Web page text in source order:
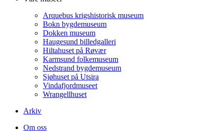
Arquebus krigshistorisk museum
Bokn bygdemuseum
Dokken museum
Haugesund billedgalleri
Hiltahuset på Røvær
Karmsund folkemuseum
Nedstrand bygdemuseum
Sjøhuset på Utsira
Vindafjordmuseet
Wrangellhuset
Arkiv
Om oss